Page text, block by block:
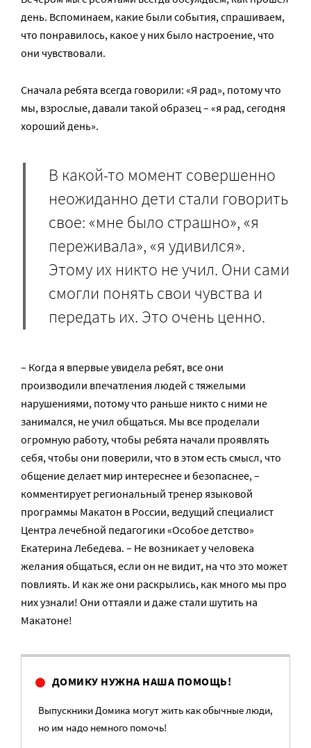
день. Вспоминаем, какие были события, спрашиваем,
что понравилось, какое у них было настроение, что
они чувствовали.
Сначала ребята всегда говорили: «Я рад», потому что
мы, взрослые, давали такой образец – «я рад, сегодня
хороший день».
В какой-то момент совершенно
неожиданно дети стали говорить
свое: «мне было страшно», «я
переживала», «я удивился».
Этому их никто не учил. Они сами
смогли понять свои чувства и
передать их. Это очень ценно.
– Когда я впервые увидела ребят, все они
производили впечатления людей с тяжелыми
нарушениями, потому что раньше никто с ними не
занимался, не учил общаться. Мы все проделали
огромную работу, чтобы ребята начали проявлять
себя, чтобы они поверили, что в этом есть смысл, что
общение делает мир интереснее и безопаснее, –
комментирует региональный тренер языковой
программы Макатон в России, ведущий специалист
Центра лечебной педагогики «Особое детство»
Екатерина Лебедева. – Не возникает у человека
желания общаться, если он не видит, на что это может
повлиять. И как же они раскрылись, как много мы про
них узнали! Они оттаяли и даже стали шутить на
Макатоне!
ДОМИКУ НУЖНА НАША ПОМОЩЬ!
Выпускники Домика могут жить как обычные люди,
но им надо немного помочь!